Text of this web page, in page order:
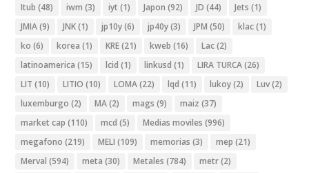
Itub (48) iwm (3) iyt (1) Japon (92) JD (44) Jets (1)
JMIA(9) JNK(1) jp10y(6) jp40y(3) JPM (50) klac(1)
ko (6) korea (1) KRE(21) kweb (16) Lac(2)
latinoamerica (15) lcid (1) linkusd (1) LIRA TURCA(26)
LIT (10) LITIO (10) LOMA(22) lqd (11) lukoy(2) Luv(2)
luxemburgo (2) MA(2) mags (9) maiz (37)
market cap (110) mcd (5) Medias moviles (996)
megafono (219) MELI (109) memorias (3) mep (21)
Merval (594) meta (30) Metales (784) metr(2)